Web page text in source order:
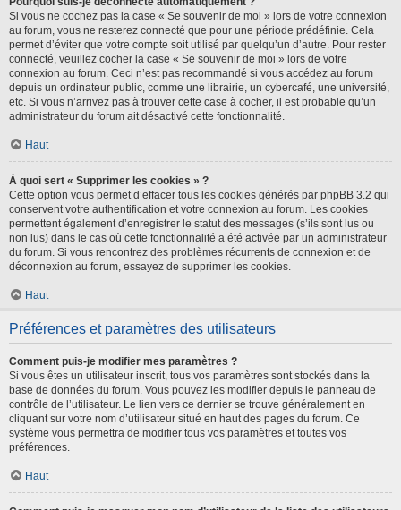
Si vous ne cochez pas la case « Se souvenir de moi » lors de votre connexion
au forum, vous ne resterez connecté que pour une période prédéfinie. Cela
permet d’éviter que votre compte soit utilisé par quelqu’un d’autre. Pour rester
connecté, veuillez cocher la case « Se souvenir de moi » lors de votre
connexion au forum. Ceci n’est pas recommandé si vous accédez au forum
depuis un ordinateur public, comme une librairie, un cybercafé, une université,
etc. Si vous n’arrivez pas à trouver cette case à cocher, il est probable qu’un
administrateur du forum ait désactivé cette fonctionnalité.
Haut
À quoi sert « Supprimer les cookies » ?
Cette option vous permet d’effacer tous les cookies générés par phpBB 3.2 qui
conservent votre authentification et votre connexion au forum. Les cookies
permettent également d’enregistrer le statut des messages (s’ils sont lus ou
non lus) dans le cas où cette fonctionnalité a été activée par un administrateur
du forum. Si vous rencontrez des problèmes récurrents de connexion et de
déconnexion au forum, essayez de supprimer les cookies.
Haut
Préférences et paramètres des utilisateurs
Comment puis-je modifier mes paramètres ?
Si vous êtes un utilisateur inscrit, tous vos paramètres sont stockés dans la
base de données du forum. Vous pouvez les modifier depuis le panneau de
contrôle de l’utilisateur. Le lien vers ce dernier se trouve généralement en
cliquant sur votre nom d’utilisateur situé en haut des pages du forum. Ce
système vous permettra de modifier tous vos paramètres et toutes vos
préférences.
Haut